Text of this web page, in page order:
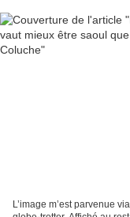
L’image m’est parvenue